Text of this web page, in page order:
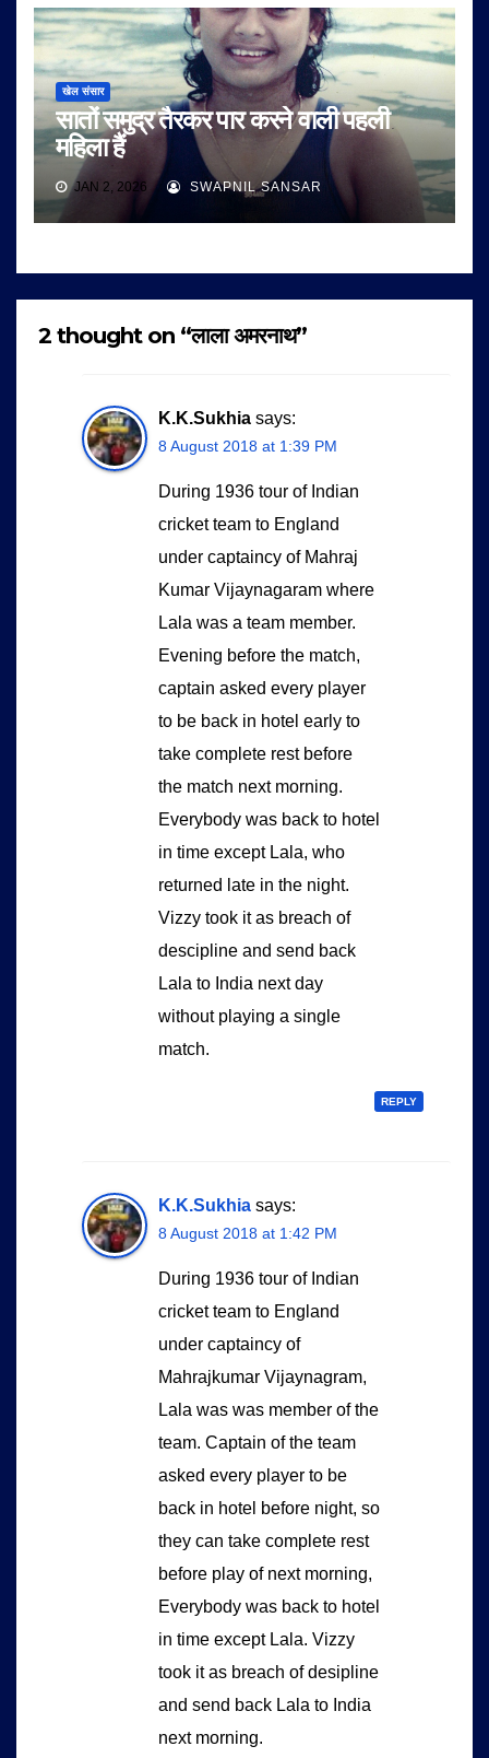
खेल संसार
सातों समुद्र तैरकर पार करने वाली पहली
महिला हैं
JAN 2, 2026 SWAPNIL SANSAR
2 thought on “लाला अमरनाथ”
K.K.Sukhia says:
8 August 2018 at 1:39 PM
During 1936 tour of Indian
cricket team to England
under captaincy of Mahraj
Kumar Vijaynagaram where
Lala was a team member.
Evening before the match,
captain asked every player
to be back in hotel early to
take complete rest before
the match next morning.
Everybody was back to hotel
in time except Lala, who
returned late in the night.
Vizzy took it as breach of
descipline and send back
Lala to India next day
without playing a single
match.
REPLY
K.K.Sukhia says:
8 August 2018 at 1:42 PM
During 1936 tour of Indian
cricket team to England
under captaincy of
Mahrajkumar Vijaynagram,
Lala was was member of the
team. Captain of the team
asked every player to be
back in hotel before night, so
they can take complete rest
before play of next morning,
Everybody was back to hotel
in time except Lala. Vizzy
took it as breach of desipline
and send back Lala to India
next morning.